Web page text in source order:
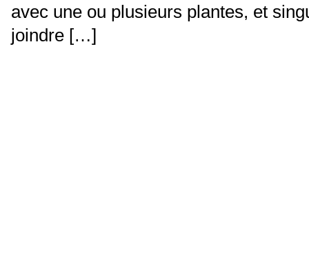
avec une ou plusieurs plantes, et
joindre […]